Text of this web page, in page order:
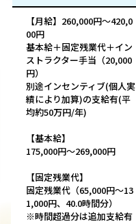
【月給】260,000円～420,0
00円
基本給＋固定残業代＋イン
ストラクター手当（20,000
円）
別途インセンティブ(個人実
績により加算)の支給有(平
均約50万円/年)
【基本給】
175,000円～269,000円
【固定残業代】
固定残業代（65,000円～13
1,000円、40.0時間分）
※時間超過分は追加支給有